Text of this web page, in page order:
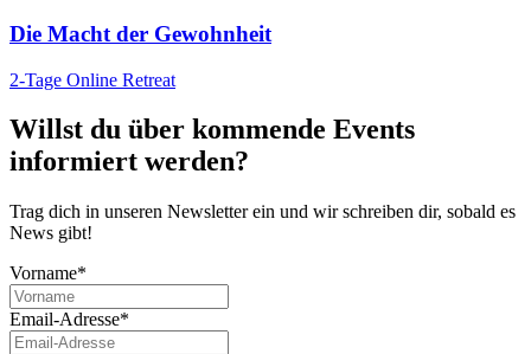
Die Macht der Gewohnheit
2-Tage Online Retreat
Willst du über kommende Events
informiert werden?
Trag dich in unseren Newsletter ein und wir schreiben dir, sobald es
News gibt!
Vorname*
Email-Adresse*